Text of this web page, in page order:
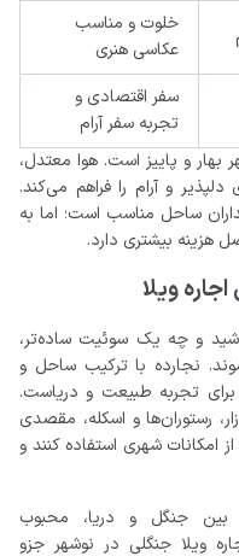
خلوت و مناسب
عکاسی هنری
سفر اقتصادی و
تجربه سفر آرام
بهار و پاییز است. هوا معتدل،
و آرام را فراهم می‌کند.
ساحل مناسب است؛ اما به
هزینه بیشتری دارد.
ویلا
و چه یک سوئیت ساده‌تر،
نجارده با ترکیب ساحل و
برای تجربه طبیعت و دریاست.
رستوران‌ها و اسکله، مقصدی
شهری استفاده کنند و
جنگل و دریا، محبوب
ویلا جنگلی در نوشهر جزو